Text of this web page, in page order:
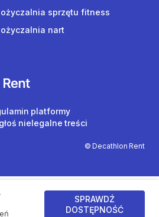
SPRAWDŹ
DOSTĘPNOŚĆ
sprzętu fitness
nart
© Decathlon Rent
platformy
nielegalne treści